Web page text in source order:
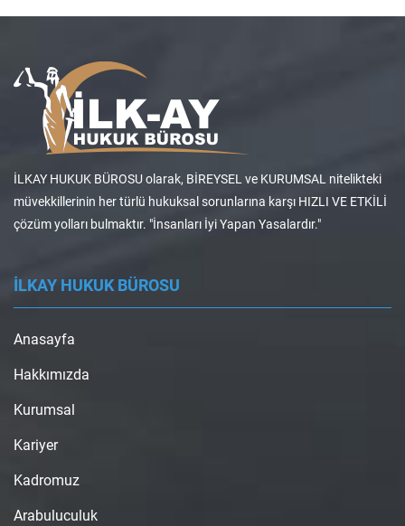
İLKAY HUKUK BÜROSU olarak, BİREYSEL ve KURUMSAL nitelikteki
müvekkillerinin her türlü hukuksal sorunlarına karşı HIZLI VE ETKİLİ
çözüm yolları bulmaktır. "İnsanları İyi Yapan Yasalardır."
İLKAY HUKUK BÜROSU
Anasayfa
Hakkımızda
Kurumsal
Kariyer
Kadromuz
Arabuluculuk